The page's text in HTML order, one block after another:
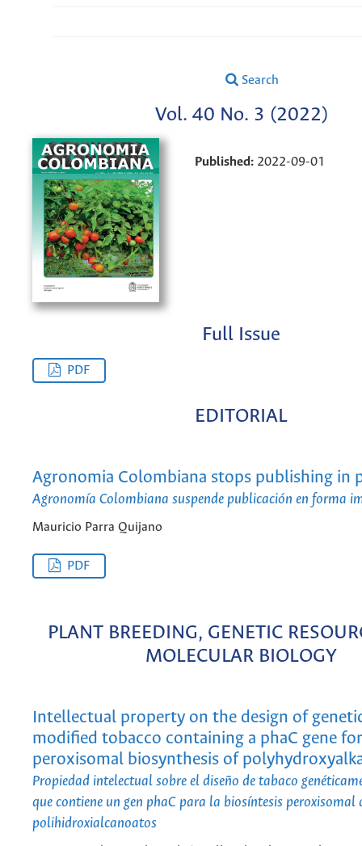
Search
Vol. 40 No. 3 (2022)
Published: 2022-09-01
Full Issue
PDF
EDITORIAL
Agronomia Colombiana stops publishing in
Agronomía Colombiana suspende publicación en forma
Mauricio Parra Quijano
PDF
PLANT BREEDING, GENETIC
MOLECULAR BIOLOGY
Intellectual property on the design of
modified tobacco containing a phaC gene for
peroxisomal biosynthesis of
Propiedad intelectual sobre el diseño de tabaco
que contiene un gen phaC para la biosíntesis peroxisomal
polihidroxialcanoatos